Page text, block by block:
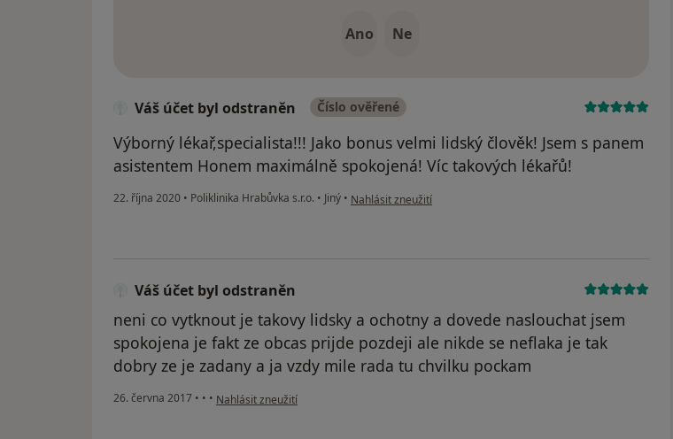
Ano Ne
Váš účet byl odstraněn Číslo ověřené
Výborný lékař,specialista!!! Jako bonus velmi lidský člověk! Jsem s panem
asistentem Honem maximálně spokojená! Víc takových lékařů!
22. října 2020 • Poliklinika Hrabůvka s.r.o. • Jiný • podle názoru uživatele Váš účet byl odstraněn
Nahlásit zneužití
Váš účet byl odstraněn
neni co vytknout je takovy lidsky a ochotny a dovede naslouchat jsem
spokojena je fakt ze obcas prijde pozdeji ale nikde se neflaka je tak
dobry ze je zadany a ja vzdy mile rada tu chvilku pockam
26. června 2017 • • • podle názoru uživatele Váš účet byl odstraněn
Nahlásit zneužití